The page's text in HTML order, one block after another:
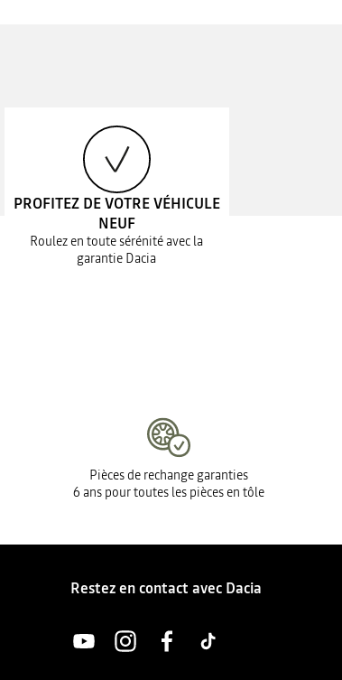
PROFITEZ DE VOTRE VÉHICULE
NEUF
Roulez en toute sérénité avec la
garantie Dacia
Pièces de rechange garanties
6 ans pour toutes les pièces en tôle
Restez en contact avec Dacia